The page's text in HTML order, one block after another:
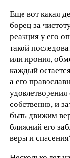
Еще вот какая
борец за
реакция у его
такой
или ирония,
каждый
а его
собственно, и
быть движим
ближний его
веры и